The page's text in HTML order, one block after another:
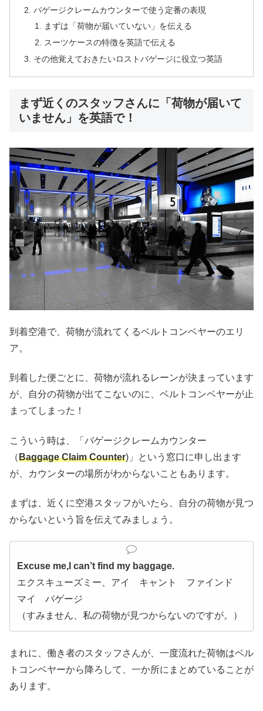
バゲージクレームカウンターで使う定番の表現
まずは「荷物が届いていない」を伝える
スーツケースの特徴を英語で伝える
その他覚えておきたいロストバゲージに役立つ英語
まず近くのスタッフさんに「荷物が届いて
いません」を英語で！
到着空港で、荷物が流れてくるベルトコンベヤーのエリ
ア。
到着した便ごとに、荷物が流れるレーンが決まっています
が、自分の荷物が出てこないのに、ベルトコンベヤーが止
まってしまった！
こういう時は、「バゲージクレームカウンター
（Baggage Claim Counter)」という窓口に申し出ます
が、カウンターの場所がわからないこともあります。
まずは、近くに空港スタッフがいたら、自分の荷物が見つ
からないという旨を伝えてみましょう。
Excuse me,I can’t find my baggage.
エクスキューズミー、アイ キャント ファインド
マイ バゲージ
（すみません、私の荷物が見つからないのですが。）
まれに、働き者のスタッフさんが、一度流れた荷物はベル
トコンベヤーから降ろして、一か所にまとめていることが
あります。